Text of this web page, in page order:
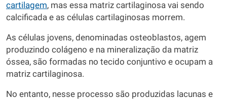
cartilagem, mas essa matriz cartilaginosa vai sendo
calcificada e as células cartilaginosas morrem.
As células jovens, denominadas osteoblastos, agem
produzindo colágeno e na mineralização da matriz
óssea, são formadas no tecido conjuntivo e ocupam a
matriz cartilaginosa.
No entanto, nesse processo são produzidas lacunas e